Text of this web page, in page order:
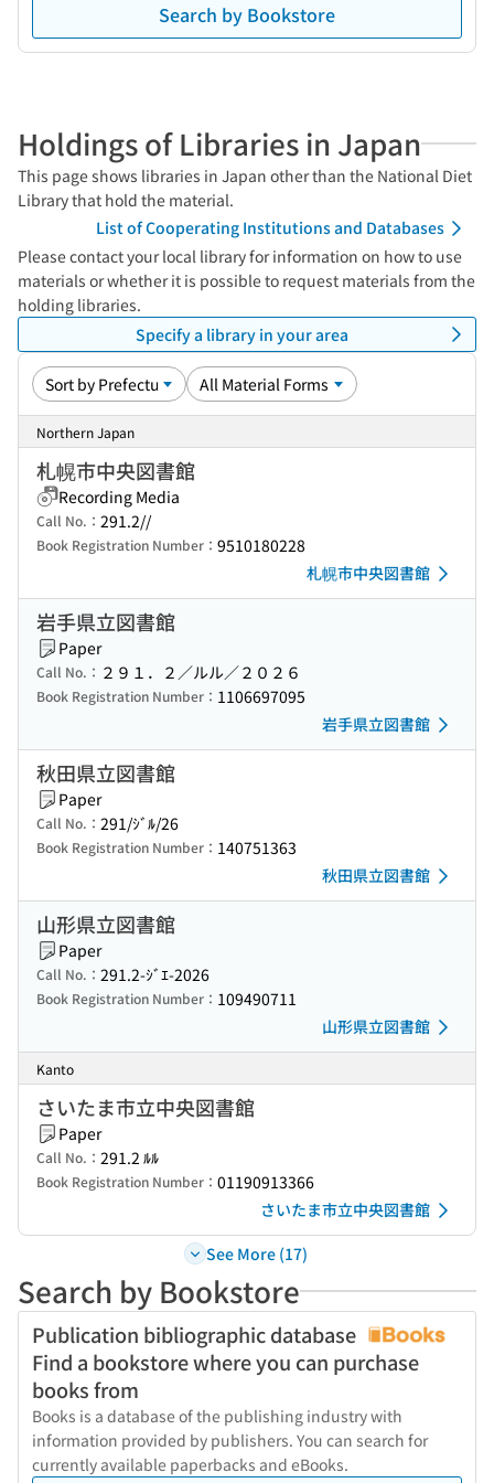
Search by Bookstore
Holdings of Libraries in Japan
This page shows libraries in Japan other than the National Diet
Library that hold the material.
List of Cooperating Institutions and Databases
Please contact your local library for information on how to use
materials or whether it is possible to request materials from the
holding libraries.
Specify a library in your area
Northern Japan
札幌市中央図書館
Recording Media
Call No.： 291.2//
Book Registration Number： 9510180228
札幌市中央図書館
岩手県立図書館
Paper
Call No.： ２９１．２／ルル／２０２６
Book Registration Number： 1106697095
岩手県立図書館
秋田県立図書館
Paper
Call No.： 291/ｼﾞﾙ/26
Book Registration Number： 140751363
秋田県立図書館
山形県立図書館
Paper
Call No.： 291.2-ｼﾞｴ-2026
Book Registration Number： 109490711
山形県立図書館
Kanto
さいたま市立中央図書館
Paper
Call No.： 291.2 ﾙﾙ
Book Registration Number： 01190913366
さいたま市立中央図書館
See More (17)
Search by Bookstore
Publication bibliographic database
Find a bookstore where you can purchase
books from
Books is a database of the publishing industry with
information provided by publishers. You can search for
currently available paperbacks and eBooks.